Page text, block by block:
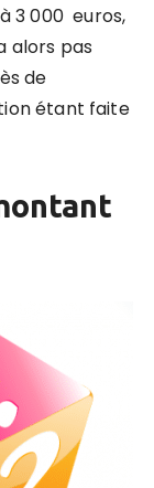
3 000 euros,
alors pas
de
étant faite